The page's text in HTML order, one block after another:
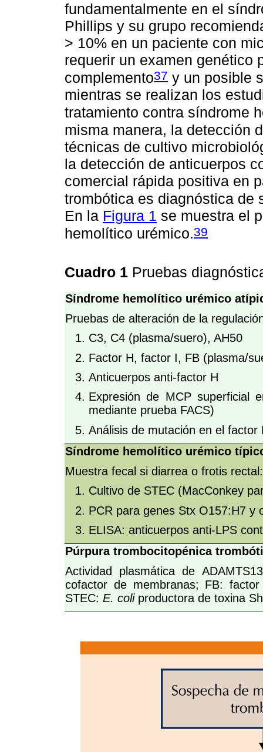
fundamentalmente en el
Phillips y su grupo
> 10% en un paciente con
requerir un examen genético
complemento37 y un posible
mientras se realizan los
tratamiento contra síndrome
misma manera, la detección
técnicas de cultivo
la detección de anticuerpos
comercial rápida positiva en
trombótica es diagnóstica de
En la Figura 1 se muestra el
hemolítico urémico.39
Cuadro 1 Pruebas
Síndrome hemolítico urémico
Pruebas de alteración de la
C3, C4 (plasma/suero), AH50
Factor H, factor I, FB (plasma/
Anticuerpos anti-factor H
Expresión de MCP superficial
mediante prueba FACS)
Análisis de mutación en el
Síndrome hemolítico urémico
Muestra fecal si diarrea o frotis rectal:
Cultivo de STEC (MacConkey
PCR para genes Stx O157:H7 y
ELISA: anticuerpos anti-LPS
Púrpura trombocitopénica
Actividad plasmática de
cofactor de membranas; FB:
STEC: E. coliproductora de toxina